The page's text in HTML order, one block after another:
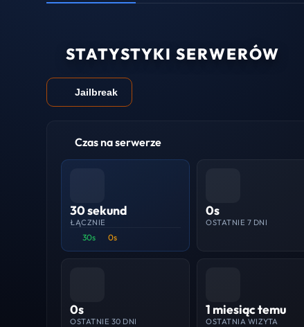
STATYSTYKI SERWERÓW
Jailbreak
Czas na serwerze
30 sekund
ŁĄCZNIE
30s 0s
0s
OSTATNIE 7 DNI
0s
OSTATNIE 30 DNI
1 miesiąc temu
OSTATNIA WIZYTA